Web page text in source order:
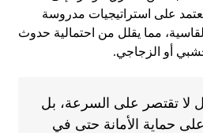
على استراتيجيات مدروسة
مما يقلل من احتمالية حدوث
أو الزجاجي.
لا تقتصر على السرعة، بل
حماية الأمانة حتى في